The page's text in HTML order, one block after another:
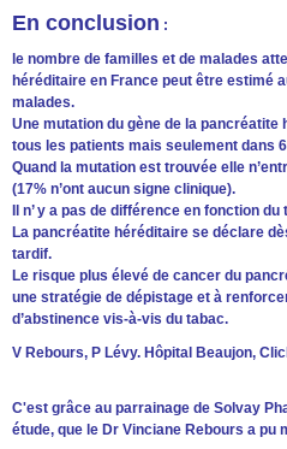
En conclusion :
le nombre de familles et de malades
héréditaire en France peut être estimé
malades.
Une mutation du gène de la pancréatite
tous les patients mais seulement dans
Quand la mutation est trouvée elle
(17% n’ont aucun signe clinique).
Il n’ y a pas de différence en fonction
La pancréatite héréditaire se déclare
tardif.
Le risque plus élevé de cancer du
une stratégie de dépistage et à
d’abstinence vis-à-vis du tabac.
V Rebours, P Lévy. Hôpital Beaujon,
C'est grâce au parrainage de Solvay
étude, que le Dr Vinciane Rebours a pu